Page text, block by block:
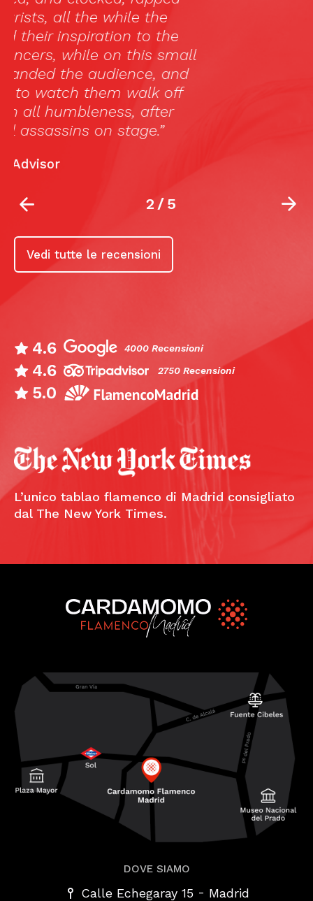
2/5
Vedi tutte le recensioni
4.6 4000 Recensioni
4.6 2750 Recensioni
5.0
L’unico tablao flamenco di Madrid consigliato
dal The New York Times.
DOVE SIAMO
Calle Echegaray 15 - Madrid